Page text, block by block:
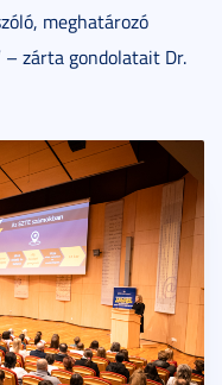
meghatározó
zárta gondolatait Dr.